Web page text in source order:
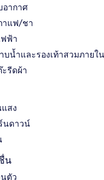
อากาศ
าแฟ/ชา
ฟ้า
บน้ำและรองเท้าสวมภายใ
รีดผ้า
สง
นดาวน์
น
ตัว